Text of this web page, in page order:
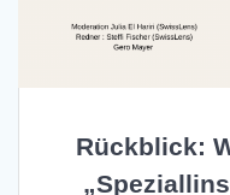
Rückblick: